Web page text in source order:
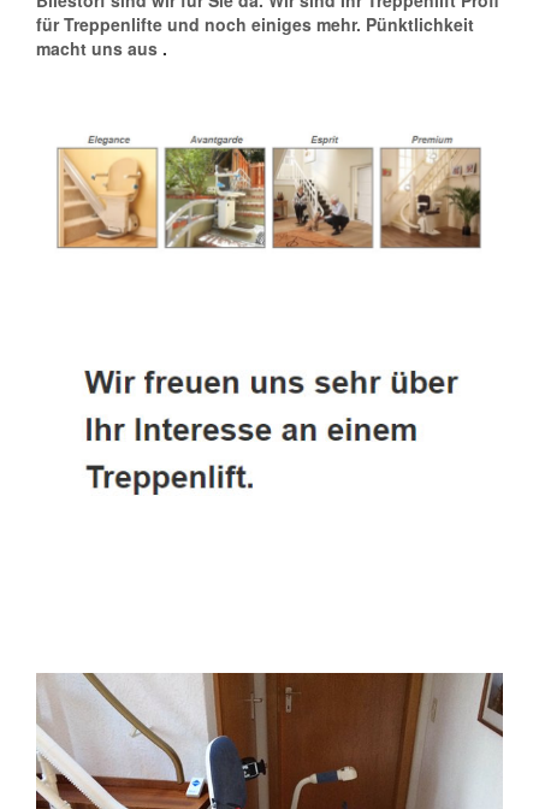
für Treppenlifte und noch einiges mehr. Pünktlichkeit
macht uns aus .